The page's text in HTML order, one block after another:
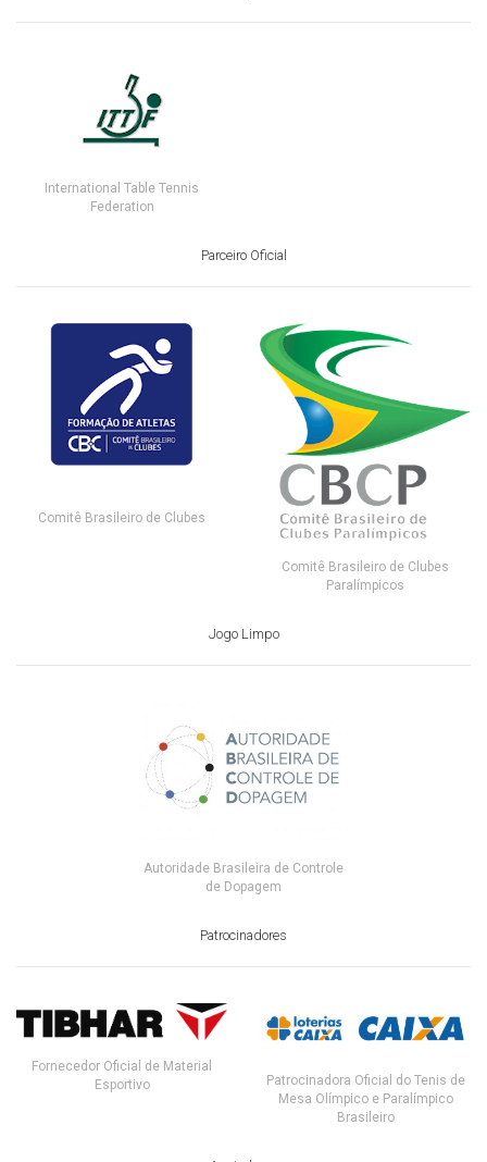
International Table Tennis
Federation
Parceiro Oficial
Comitê Brasileiro de Clubes
Comitê Brasileiro de Clubes
Paralímpicos
Jogo Limpo
Autoridade Brasileira de Controle
de Dopagem
Patrocinadores
Fornecedor Oficial de Material
Esportivo
Patrocinadora Oficial do Tenis de
Mesa Olímpico e Paralímpico
Brasileiro